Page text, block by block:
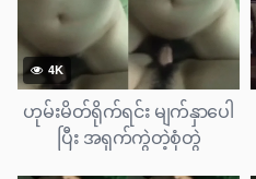
4K
ဟုမ်းမိတ်ရိုက်ရင်း မျက်နှာပေါ
ပြီး အရှက်ကွဲတဲ့စုံတွဲ